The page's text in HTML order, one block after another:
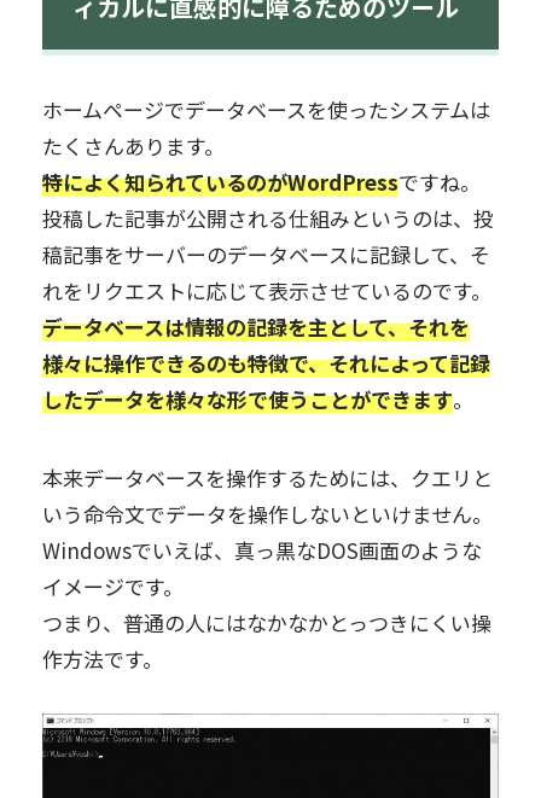
ホームページでデータベースを使ったシステムは
たくさんあります。
特によく知られているのがWordPressですね。
投稿した記事が公開される仕組みというのは、投
稿記事をサーバーのデータベースに記録して、そ
れをリクエストに応じて表示させているのです。
データベースは情報の記録を主として、それを
様々に操作できるのも特徴で、それによって記録
したデータを様々な形で使うことができます。
本来データベースを操作するためには、クエリと
いう命令文でデータを操作しないといけません。
Windowsでいえば、真っ黒なDOS画面のような
イメージです。
つまり、普通の人にはなかなかとっつきにくい操
作方法です。